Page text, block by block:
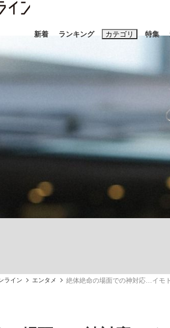
新着 ランキング カテゴリ
スクープ ニュース
失敗する。でも…」本田圭佑が初めて明かした日
特集
81年
おすすめのキーワードタ
#高
#玉木雄一郎
#亀和田武
ライン エンタメ 絶体絶命の場面での神対応…イモ